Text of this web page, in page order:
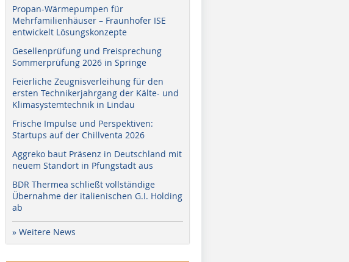
Propan-Wärmepumpen für
Mehrfamilienhäuser – Fraunhofer ISE
entwickelt Lösungskonzepte
Gesellenprüfung und Freisprechung
Sommerprüfung 2026 in Springe
Feierliche Zeugnisverleihung für den
ersten Technikerjahrgang der Kälte- und
Klimasystemtechnik in Lindau
Frische Impulse und Perspektiven:
Startups auf der Chillventa 2026
Aggreko baut Präsenz in Deutschland mit
neuem Standort in Pfungstadt aus
BDR Thermea schließt vollständige
Übernahme der italienischen G.I. Holding
ab
» Weitere News